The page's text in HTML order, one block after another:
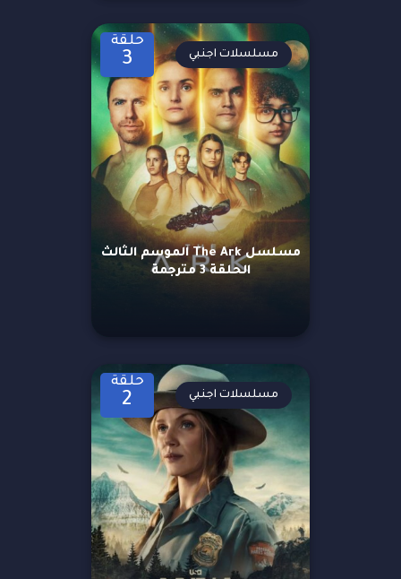
حلقة
3
مسلسل The Ark الموسم الثالث
الحلقة 3 مترجمة
مسلسلات اجنبي
حلقة
2 مسلسلات اجنبي